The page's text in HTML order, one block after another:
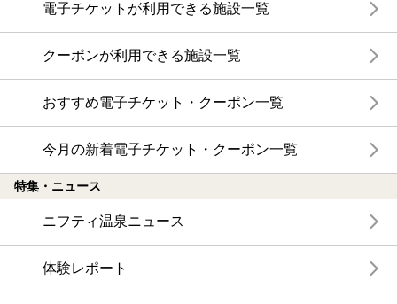
電子チケットが利用できる施設一覧
クーポンが利用できる施設一覧
おすすめ電子チケット・クーポン一覧
今月の新着電子チケット・クーポン一覧
特集・ニュース
ニフティ温泉ニュース
体験レポート